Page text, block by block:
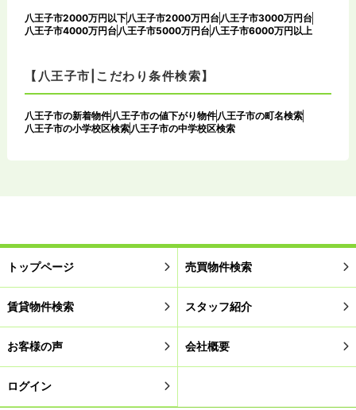
八王子市2000万円以下八王子市2000万円台八王子市3000万円台
八王子市4000万円台八王子市5000万円台八王子市6000万円以上
【八王子市|こだわり条件検索】
八王子市の新着物件八王子市の値下がり物件八王子市の町名検索
八王子市の小学校区検索八王子市の中学校区検索
トップページ 売買物件検索
賃貸物件検索 スタッフ紹介
お客様の声 会社概要
ログイン